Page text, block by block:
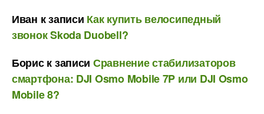
Иван к записи Как купить велосипедный
звонок Skoda Duobell?
Бориск записи Сравнение стабилизаторов
смартфона: DJI Osmo Mobile 7P или DJI Osmo
Mobile 8?